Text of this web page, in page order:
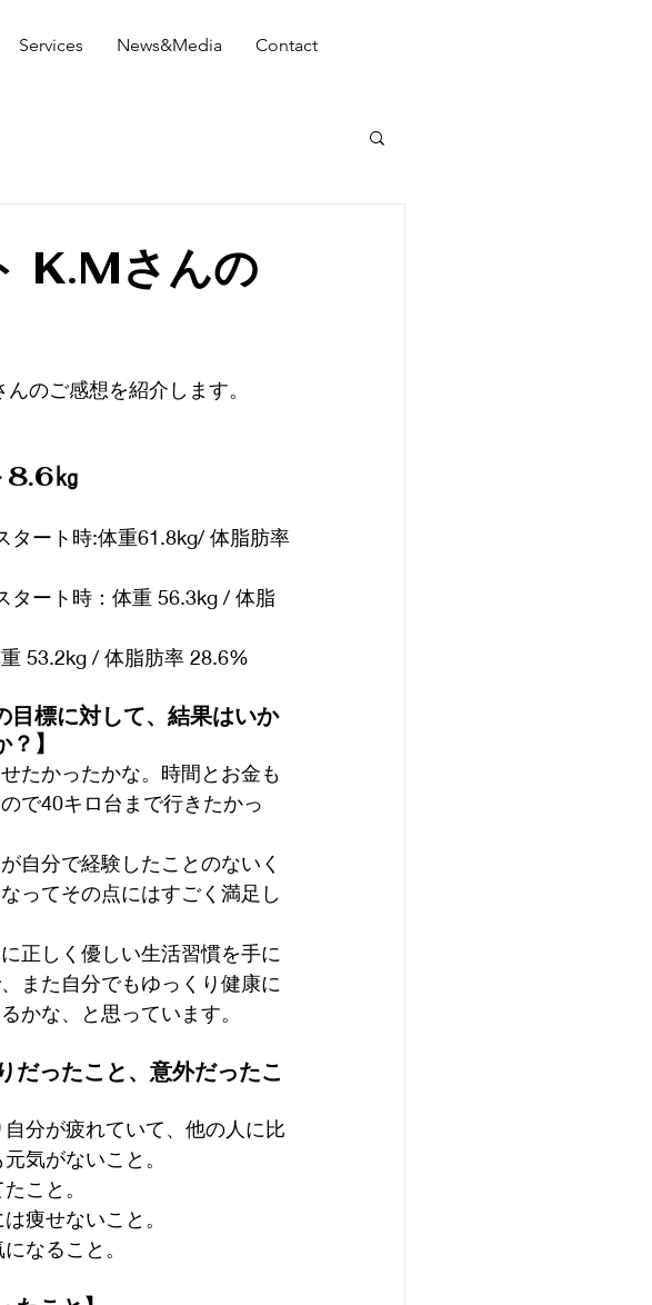
Services News&Media Contact
K.Mさんの
のご感想を紹介します。
8.6㎏
タート時:体重61.8kg/ 体脂肪率
タート時：体重 56.3kg / 体脂
53.2kg / 体脂肪率 28.6%
目標に対して、結果はいか
？ 】
たかったかな。時間とお金も
で40キロ台まで行きたかっ
自分で経験したことのないく
ってその点にはすごく満足し
正しく優しい生活習慣を手に
また自分でもゆっくり健康に
かな、と思っています。
だったこと、意外だったこ
分が疲れていて、他の人に比
気がないこと。
こと。
痩せないこと。
なること。